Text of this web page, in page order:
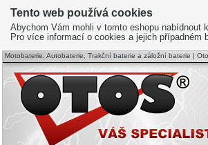
Motobaterie, Autobaterie, Trakční baterie a záložní baterie |
Tento web používá cookies
Abychom Vám mohli v tomto eshopu
Pro více informací o cookies a jejich